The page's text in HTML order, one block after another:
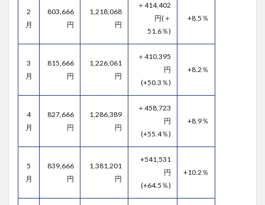
2
月
803,666
円
1,218,068
円
＋414,402
円(＋
51.6％)
+8.5％
3
月
815,666
円
1,226,061
円
＋410,395
円
(+50.3％)
+8.2％
4
月
827,666
円
1,286,389
円
＋458,723
円
(+55.4％)
+8.9％
5
月
839,666
円
1,381,201
円
+541,531
円
(+64.5％)
+10.2％